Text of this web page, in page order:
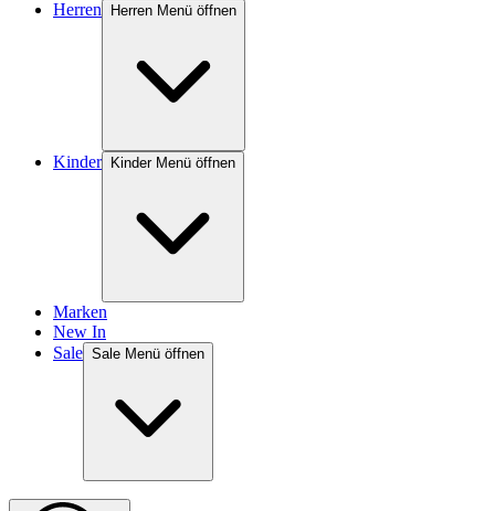
Herren Herren Menü öffnen
Kinder Kinder Menü öffnen
Marken
New In
Sale Sale Menü öffnen